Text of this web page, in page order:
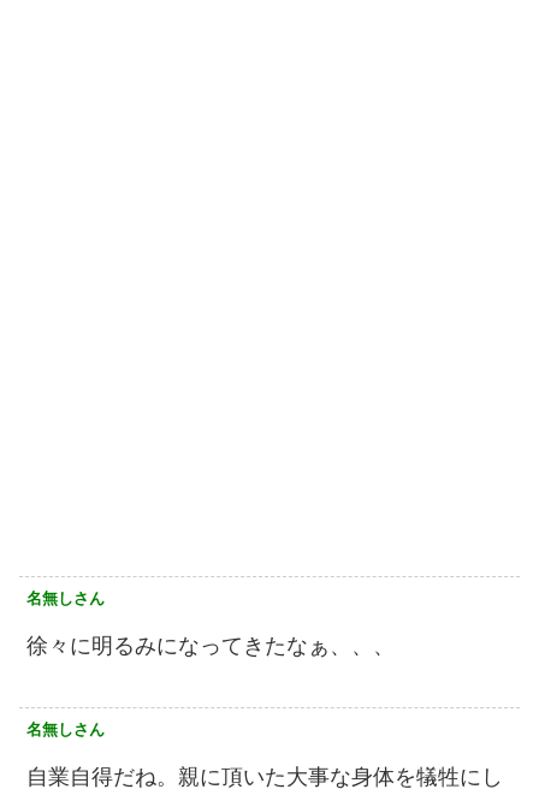
名無しさん
徐々に明るみになってきたなぁ、、、
名無しさん
自業自得だね。親に頂いた大事な身体を犠牲にし